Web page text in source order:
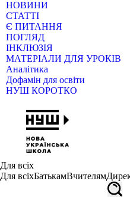
НОВИНИ
СТАТТІ
Є ПИТАННЯ
ПОГЛЯД
ІНКЛЮЗІЯ
МАТЕРІАЛИ ДЛЯ УРОКІВ
Аналітика
Дофамін для освіти
НУШ КОРОТКО
Для всіх
Для всіхБатькамВчителям